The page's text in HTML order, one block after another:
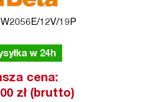
12V/19P
w 24h
cena:
zł (brutto)